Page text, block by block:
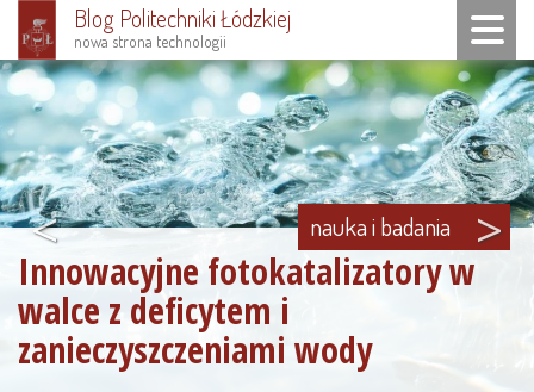
Przejdź
do
treści
Blog Politechniki Łódzkiej
nowa strona technologii
Toggle
Innowacyjne fotokatalizatory w
walce z deficytem i
zanieczyszczeniami wody
nauka i badania
< >